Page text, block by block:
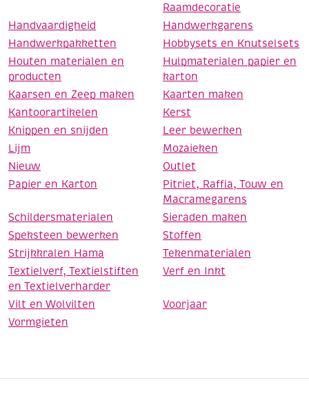
Raamdecoratie
Handvaardigheid
Handwerkgarens
Handwerkpakketten
Hobbysets en Knutselsets
Houten materialen en
producten
Hulpmaterialen papier en
karton
Kaarsen en Zeep maken
Kaarten maken
Kantoorartikelen
Kerst
Knippen en snijden
Leer bewerken
Lijm
Mozaieken
Nieuw
Outlet
Papier en Karton
Pitriet, Raffia, Touw en
Macramegarens
Schildersmaterialen
Sieraden maken
Speksteen bewerken
Stoffen
Strijkkralen Hama
Tekenmaterialen
Textielverf, Textielstiften
en Textielverharder
Verf en Inkt
Vilt en Wolvilten
Voorjaar
Vormgieten